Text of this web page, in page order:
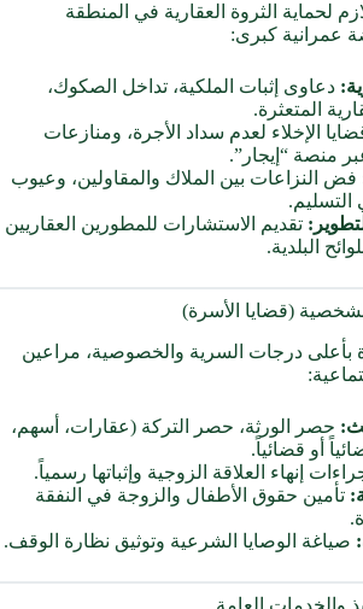
لحماية الثروة العقارية في المنطقة
عمرانية كبرى:
دعاوى إثبات الملكية، تداخل الصكوك،
المتعثرة.
الإخلاء لعدم سداد الأجرة، ومنازعات
منصة “إيجار”.
فض النزاعات بين الملاك والمقاولين، وعيوب
التسليم.
تقديم الاستشارات للمطورين العقاريين
البلدية.
(قضايا الأسرة)
بأعلى درجات السرية والخصوصية، مراعين
حصر الورثة، حصر التركة (عقارات، أسهم،
أو قضائياً.
إنهاء العلاقة الزوجية وإثباتها رسمياً.
تأمين حقوق الأطفال والزوجة في النفقة
صياغة الوصايا الشرعية وتوثيق نظارة الوقف.
والخدمات العامة